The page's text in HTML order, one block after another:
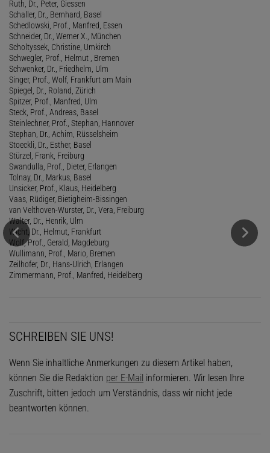
Ruth, Dr., Peter, Giessen
Schaller, Dr., Bernhard, Basel
Schedlowski, Prof., Manfred, Essen
Schneider, Dr., Werner X., München
Scholtyssek, Christine, Umkirch
Schwegler, Prof., Helmut , Bremen
Schwenker, Dr., Friedhelm, Ulm
Singer, Prof., Wolf, Frankfurt am Main
Spiegel, Dr., Roland, Zürich
Spitzer, Prof., Manfred, Ulm
Steck, Prof., Andreas, Basel
Steinlechner, Prof., Stephan, Hannover
Stephan, Dr., Achim, Rüsselsheim
Stoeckli, Dr., Esther, Basel
Stürzel, Frank, Freiburg
Swandulla, Prof., Dieter, Erlangen
Tolnay, Dr., Markus, Basel
Unsicker, Prof., Klaus, Heidelberg
Vaas, Rüdiger, Bietigheim-Bissingen
van Velthoven-Wurster, Dr., Vera, Freiburg
Walter, Dr., Henrik, Ulm
Wicht, Dr., Helmut, Frankfurt
Wolf, Prof., Gerald, Magdeburg
Wullimann, Prof., Mario, Bremen
Zeilhofer, Dr., Hans-Ulrich, Erlangen
Zimmermann, Prof., Manfred, Heidelberg
SCHREIBEN SIE UNS!
Wenn Sie inhaltliche Anmerkungen zu diesem Artikel haben,
können Sie die Redaktion per E-Mail informieren. Wir lesen Ihre
Zuschrift, bitten jedoch um Verständnis, dass wir nicht jede
beantworten können.